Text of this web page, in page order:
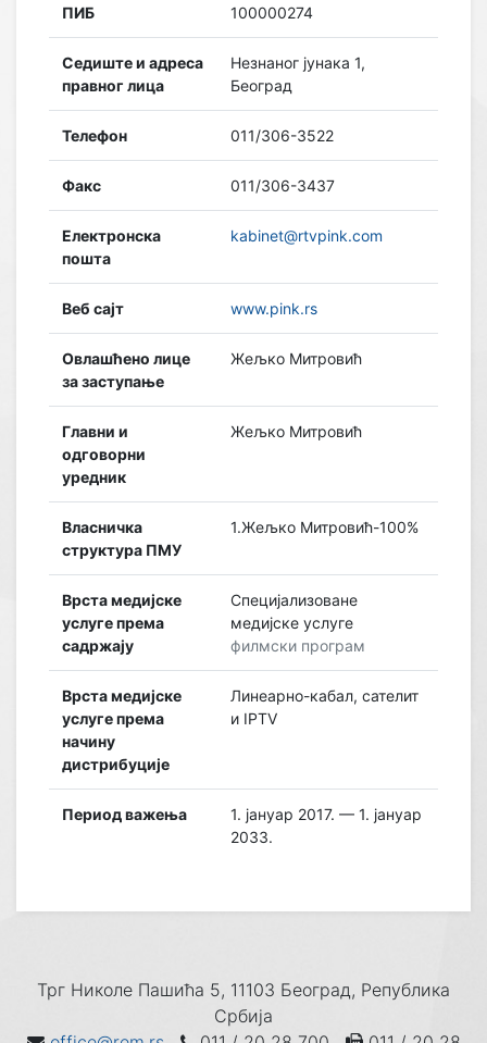
ПИБ 100000274
Седиште и адреса
правног лица
Незнаног јунака 1,
Београд
Телефон 011/306-3522
Факс 011/306-3437
Електронска
пошта
kabinet@rtvpink.com
Веб сајт www.pink.rs
Овлашћено лице
за заступање
Жељко Митровић
Главни и
одговорни
уредник
Жељко Митровић
Власничка
структура ПМУ
1.Жељко Митровић-100%
Врста медијске
услуге према
садржају
Специјализоване
медијске услуге
филмски програм
Врста медијске
услуге према
начину
дистрибуције
Линеарно-кабал, сателит
и IPTV
Период важења
1. јануар 2017. — 1. јануар
2033.
Трг Николе Пашића 5, 11103 Београд, Република
Србија